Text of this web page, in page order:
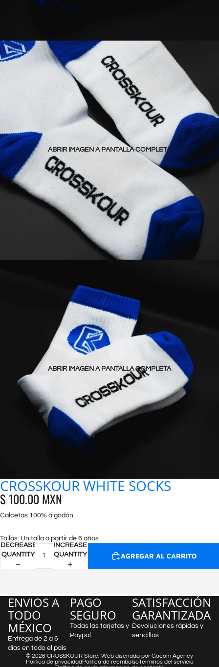
ABRIR IMAGEN A PANTALLA COMPLETA
ABRIR IMAGEN A PANTALLA COMPLETA
CROSSKOUR WHITE SOCKS
$ 100.00 MXN
Calcetas 100% algodón
Tallas: Unitalla a partir de 6 años
DECREASE
QUANTITY
INCREASE
QUANTITY
AGREGAR AL CARRITO
ENVIOS A
TODO
MÉXICO
Entrega de 2 a 6
días en todo el país
PAGO
SEGURO
Todas las tarjetas y
Paypal
SATISFACCIÓN
GARANTIZADA
Devoluciones rápidas y
sencillas
© 2026 CROSSKOUR Store, Web diseñada por Gocom Agency
Política de privacidadPolítica de reembolsoTérminos del servicio